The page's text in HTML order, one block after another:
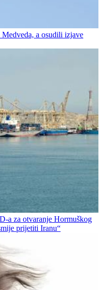
a osudili izjave
a za otvaranje Hormuškog
prijetiti Iranu“